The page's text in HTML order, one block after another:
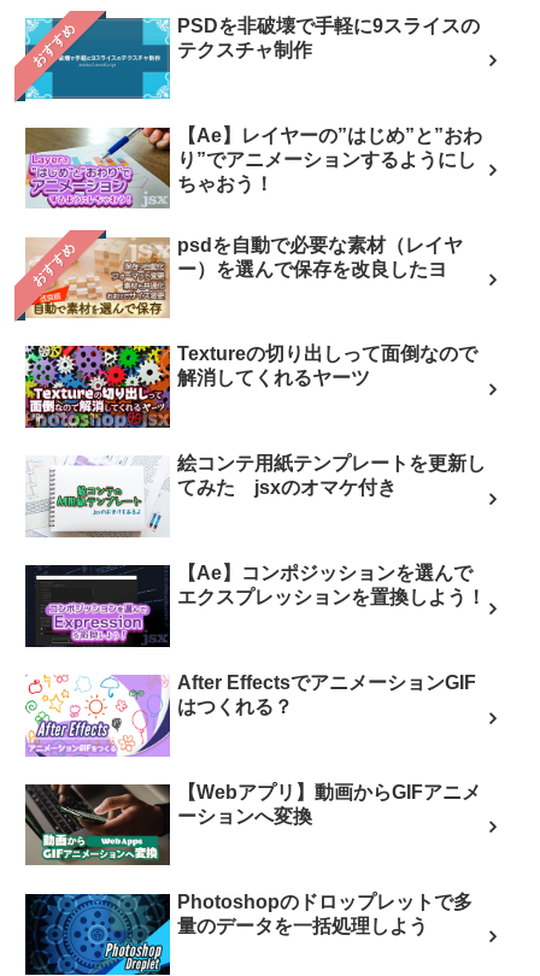
おすすめ
PSDを非破壊で手軽に9スライスの
テクスチャ制作
【Ae】レイヤーの”はじめ”と”おわ
り”でアニメーションするようにし
ちゃおう！
おすすめ
psdを自動で必要な素材（レイヤ
ー）を選んで保存を改良したヨ
Textureの切り出しって面倒なので
解消してくれるヤーツ
絵コンテ用紙テンプレートを更新し
てみた jsxのオマケ付き
【Ae】コンポジッションを選んで
エクスプレッションを置換しよう！
After EffectsでアニメーションGIF
はつくれる？
【Webアプリ】動画からGIFアニメ
ーションへ変換
Photoshopのドロップレットで多
量のデータを一括処理しよう